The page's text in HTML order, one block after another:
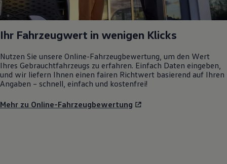
Ihr Fahrzeugwert in wenigen Klicks
Nutzen Sie unsere Online-Fahrzeugbewertung, um den Wert
Ihres Gebrauchtfahrzeugs zu erfahren. Einfach Daten eingeben,
und wir liefern Ihnen einen fairen Richtwert basierend auf Ihren
Angaben – schnell, einfach und kostenfrei!
Mehr zu Online-Fahrzeugbewertung